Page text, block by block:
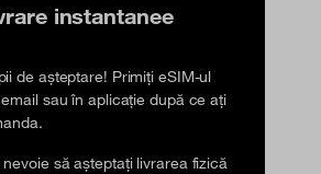
instantanee
de așteptare! Primiți eSIM-ul
sau în aplicație după ce ați
nevoie să așteptați livrarea fizică